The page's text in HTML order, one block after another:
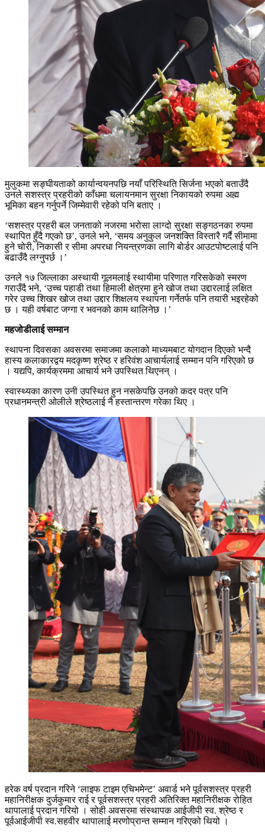
मुलुकमा सङ्घीयताको कार्यान्वयनपछि नयाँ परिस्थिति सिर्जना भएको बताउँदै
उनले सशस्त्र प्रहरीको काँधमा चलायनमान सुरक्षा निकायको रुपमा अह्म
भूमिका बहन गर्नुपर्ने जिम्मेवारी रहेको पनि बताए ।
‘सशस्त्र प्रहरी बल जनताको नजरमा भरोसा लाग्दो सुरक्षा सङ्गठनका रुपमा
स्थापित हुँदै गएको छ’, उनले भने, ‘समय अनुकुल जनशक्ति विस्तारै गर्दै सीमामा
हुने चोरी, निकासी र सीमा अपरधा नियन्त्रणका लागि बोर्डर आउटपोष्टलाई पनि
बढाउँदै लग्नुपर्छ ।’
उनले १७ जिल्लाका अस्थायी गूलमलाई स्थायीमा परिणात गरिसकेको स्मरण
गराउँदै भने, ‘उच्च पहाडी तथा हिमाली क्षेत्रमा हुने खोज तथा उद्दारलाई लक्षित
गरेर उच्च शिखर खोज तथा उद्दार शिक्षलय स्थापना गर्नेतर्फ पनि तयारी भइरहेको
छ । यही वर्षबाट जग्गा र भवनको काम थालिनेछ ।’
महजोडीलाई सम्मान
स्थापना दिवसका अवसरमा समाजमा कलाको माध्यमबाट योगदान दिएको भन्दै
हास्य कलाकारद्वय मदकृष्ण श्रेष्ठ र हरिवंश आचार्यलाई सम्मान पनि गरिएको छ
। यद्यपि, कार्यक्रममा आचार्य भने उपस्थित थिएनन् ।
स्वास्थ्यका कारण उनी उपस्थित हुन नसकेपछि उनको कदर पत्र पनि
प्रधानमन्त्री ओलीले श्रेष्ठलाई नै हस्तान्तरण गरेका थिए ।
हरेक वर्ष प्रदान गरिने ‘लाइफ टाइम एचिभमेन्ट’ अवार्ड भने पूर्वसशस्त्र प्रहरी
महानिरीक्षक दुर्जकुमार राई र पूर्वसशस्त्र प्रहरी अतिरिक्त महानिरीक्षक रोहित
थापालाई प्रदान गरियो । सोही अवसरमा संस्थापक आईजीपी स्व. श्रेष्ठ र
पूर्वआईजीपी स्व.सहवीर थापालाई मरणोप्रान्त सम्मान गरिएको थियो ।